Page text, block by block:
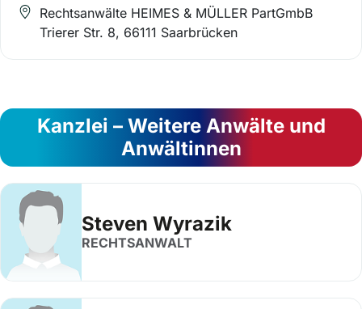
Rechtsanwälte HEIMES & MÜLLER PartGmbB
Trierer Str. 8, 66111 Saarbrücken
Kanzlei – Weitere Anwälte und
Anwältinnen
Steven Wyrazik
RECHTSANWALT